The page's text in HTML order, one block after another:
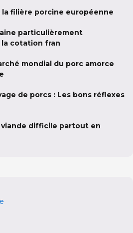
la filière porcine européenne
particulièrement
cotation fran
mondial du porc amorce
de porcs : Les bons réflexes
viande difficile partout en